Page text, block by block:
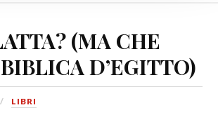
(MA CHE
D’EGITTO)
LIBRI